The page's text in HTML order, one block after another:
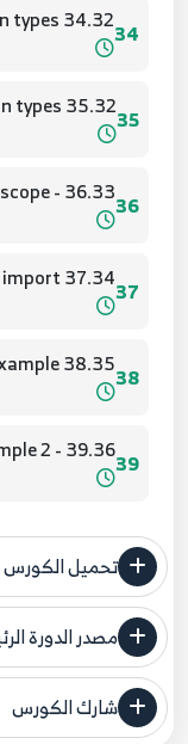
34
34.32 function types
35
35.32 function types
36
36.33 - function scope
37
37.34 import
38
38.35 example
39
39.36 - example 2
40
40.37 - example 3
41
42
42.39 - Runes
تحميل
مصدر الدورة
فنحن لا ندعي
شارك الكورس